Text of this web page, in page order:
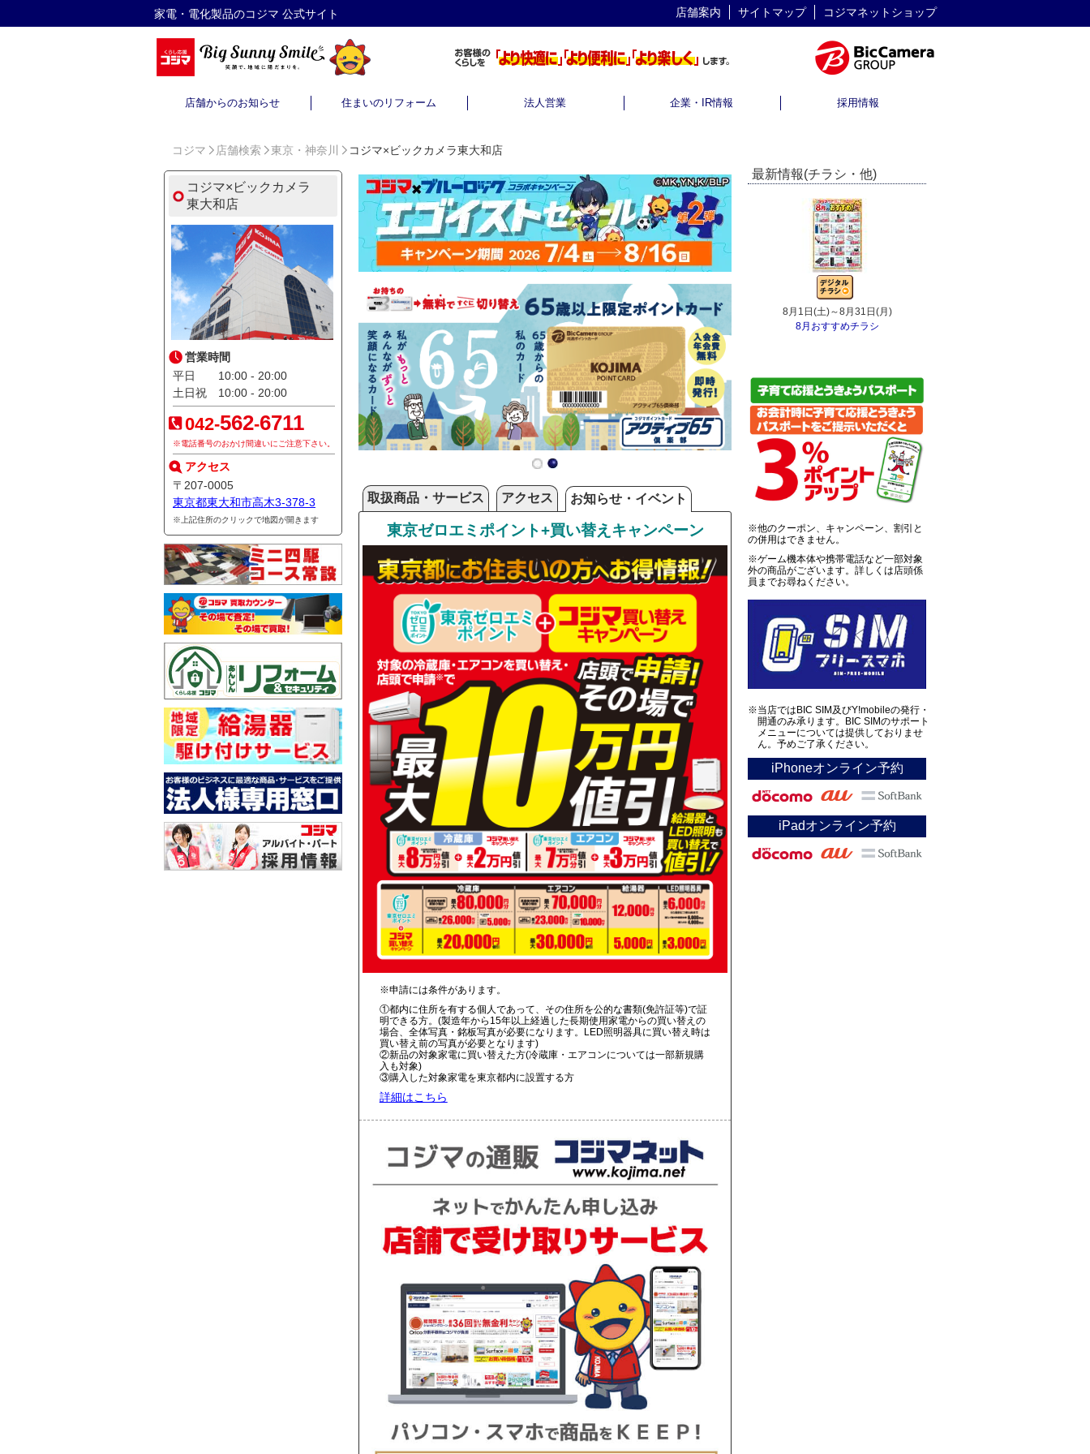
家電・電化製品のコジマ 公式サイト 店舗案内 サイトマップ コジマネットショップ
店舗からのお知らせ 住まいのリフォーム 法人営業 企業・IR情報 採用情報
コジマ 店舗検索 東京・神奈川 コジマ×ビックカメラ東大和店
コジマ×ビックカメラ
東大和店
営業時間
平日 10:00 - 20:00
土日祝 10:00 - 20:00
042-562-6711
※電話番号のおかけ間違いにご注意下さい。
アクセス
〒207-0005
東京都東大和市高木3-378-3
※上記住所のクリックで地図が開きます
取扱商品・サービス アクセス お知らせ・イベント
東京ゼロエミポイント+買い替えキャンペーン
※申請には条件があります。
①都内に住所を有する個人であって、その住所を公的な書類(免許証等)で証
明できる方。(製造年から15年以上経過した長期使用家電からの買い替えの
場合、全体写真・銘板写真が必要になります。LED照明器具に買い替え時は
買い替え前の写真が必要となります)
②新品の対象家電に買い替えた方(冷蔵庫・エアコンについては一部新規購
入も対象)
③購入した対象家電を東京都内に設置する方
詳細はこちら
最新情報(チラシ・他)
8月1日(土)～8月31日(月)
8月おすすめチラシ
※他のクーポン、キャンペーン、割引と
の併用はできません。
※ゲーム機本体や携帯電話など一部対象
外の商品がございます。詳しくは店頭係
員までお尋ねください。
※当店ではBIC SIM及びY!mobileの発行・
開通のみ承ります。BIC SIMのサポート
メニューについては提供しておりませ
ん。予めご了承ください。
iPhoneオンライン予約
iPadオンライン予約